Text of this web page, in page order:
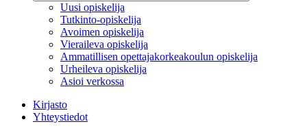
Uusi opiskelija
Tutkinto-opiskelija
Avoimen opiskelija
Vieraileva opiskelija
Ammatillisen opettajakorkeakoulun opiskelija
Urheileva opiskelija
Asioi verkossa
Kirjasto
Yhteystiedot